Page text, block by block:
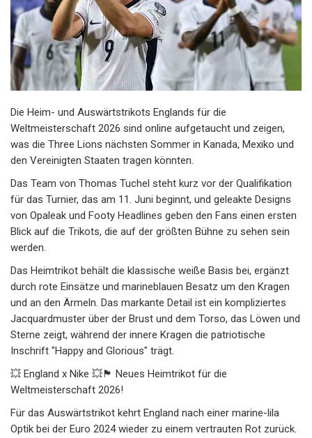
Die Heim- und Auswärtstrikots Englands für die
Weltmeisterschaft 2026 sind online aufgetaucht und zeigen,
was die Three Lions nächsten Sommer in Kanada, Mexiko und
den Vereinigten Staaten tragen könnten.
Das Team von Thomas Tuchel steht kurz vor der Qualifikation
für das Turnier, das am 11. Juni beginnt, und geleakte Designs
von Opaleak und Footy Headlines geben den Fans einen ersten
Blick auf die Trikots, die auf der größten Bühne zu sehen sein
werden.
Das Heimtrikot behält die klassische weiße Basis bei, ergänzt
durch rote Einsätze und marineblauen Besatz um den Kragen
und an den Ärmeln. Das markante Detail ist ein kompliziertes
Jacquardmuster über der Brust und dem Torso, das Löwen und
Sterne zeigt, während der innere Kragen die patriotische
Inschrift "Happy and Glorious" trägt.
💥 England x Nike 💥🏴 Neues Heimtrikot für die
Weltmeisterschaft 2026!
Für das Auswärtstrikot kehrt England nach einer marine-lila
Optik bei der Euro 2024 wieder zu einem vertrauten Rot zurück.